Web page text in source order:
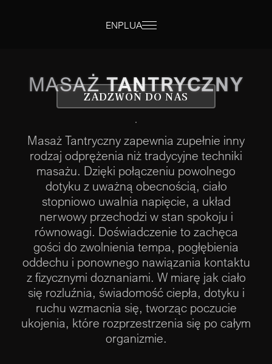
ENPLUA
MASAŻTANTRYCZNY
ZADZWOŃ DO NAS
Masaż Tantryczny zapewnia zupełnie inny
rodzaj odprężenia niż tradycyjne techniki
masażu. Dzięki połączeniu powolnego
dotyku z uważną obecnością, ciało
stopniowo uwalnia napięcie, a układ
nerwowy przechodzi w stan spokoju i
równowagi. Doświadczenie to zachęca
gości do zwolnienia tempa, pogłębienia
oddechu i ponownego nawiązania kontaktu
z fizycznymi doznaniami. W miarę jak ciało
się rozluźnia, świadomość ciepła, dotyku i
ruchu wzmacnia się, tworząc poczucie
ukojenia, które rozprzestrzenia się po całym
organizmie.